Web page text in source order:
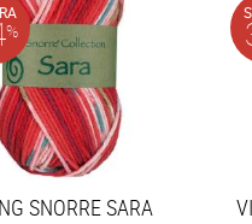
SNORRE SARA
%